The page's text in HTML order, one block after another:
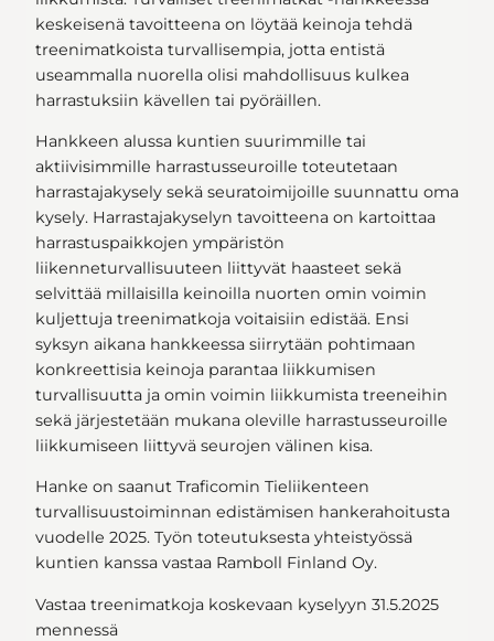
keskeisenä tavoitteena on löytää keinoja tehdä
treenimatkoista turvallisempia, jotta entistä
useammalla nuorella olisi mahdollisuus kulkea
harrastuksiin kävellen tai pyöräillen.
Hankkeen alussa kuntien suurimmille tai
aktiivisimmille harrastusseuroille toteutetaan
harrastajakysely sekä seuratoimijoille suunnattu oma
kysely. Harrastajakyselyn tavoitteena on kartoittaa
harrastuspaikkojen ympäristön
liikenneturvallisuuteen liittyvät haasteet sekä
selvittää millaisilla keinoilla nuorten omin voimin
kuljettuja treenimatkoja voitaisiin edistää. Ensi
syksyn aikana hankkeessa siirrytään pohtimaan
konkreettisia keinoja parantaa liikkumisen
turvallisuutta ja omin voimin liikkumista treeneihin
sekä järjestetään mukana oleville harrastusseuroille
liikkumiseen liittyvä seurojen välinen kisa.
Hanke on saanut Traficomin Tieliikenteen
turvallisuustoiminnan edistämisen hankerahoitusta
vuodelle 2025. Työn toteutuksesta yhteistyössä
kuntien kanssa vastaa Ramboll Finland Oy.
Vastaa treenimatkoja koskevaan kyselyyn 31.5.2025
mennessä